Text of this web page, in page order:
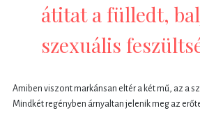
átitat a fülledt,
szexuális
Amiben viszont markánsan eltér a két mű, az a
Mindkét regényben árnyaltan jelenik meg az